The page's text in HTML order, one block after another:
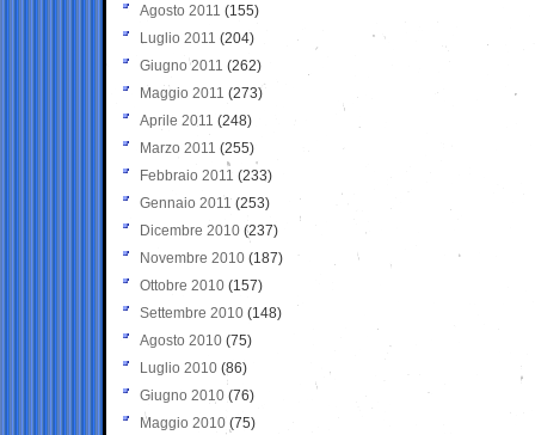
Agosto 2011 (155)
Luglio 2011 (204)
Giugno 2011 (262)
Maggio 2011 (273)
Aprile 2011 (248)
Marzo 2011 (255)
Febbraio 2011 (233)
Gennaio 2011 (253)
Dicembre 2010 (237)
Novembre 2010 (187)
Ottobre 2010 (157)
Settembre 2010 (148)
Agosto 2010 (75)
Luglio 2010 (86)
Giugno 2010 (76)
Maggio 2010 (75)